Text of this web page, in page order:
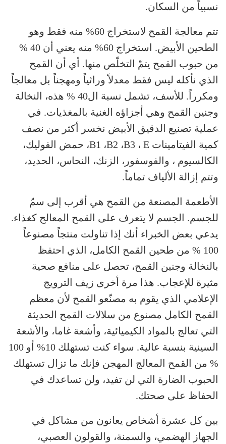
نسبياً من السكان.
تتم معالجة القمح لاستخراج 60% منه فقط وهو
الطحين الأبيض. استخراج 60% منه يعني أن 40 %
من حبوب القمح يتمّ التخلّص منها. أي أن القمح
الذي نأكله ليس فقط معدلاً وراثياً ومهجناً بل معالجاً
ومكرراً. للأسف، تشمل نسبة ال40 % هذه، النخالة
وجنين القمح وهي أجزاؤه الغنية بالمغذيات. في
عملية تصنيع الدقيق الأبيض نخسر أكثر من نصف
كمية الفيتامينات B1 ،B2 ،B3 ، E، حمض الفوليك،
الكالسيوم ، والفوسفور، الزنك، النحاس، الحديد،
وتتم إزالة الألياف تماماً.
الأطعمة المصنعة من القمح هي أقرب إلى سمّ
للجسم. الجسم لا يتعرف على القمح المعالج كغذاء.
يدعي بعض الخبراء أنك إذا تناولت منتجاً مصنوعاً
100 % من طحين القمح الكامل، الذي احتفظ
بالنخالة وجنين القمح، تحصل على منافع صحية
مثيرة للإعجاب. هذا مرة أخرى زيف الترويج
الإعلامي الذي يقوم به مصنّعو القمح لأن معظم
القمح الكامل مصنوع من سلالات القمح الحديثة
التي تعالج بالمواد الكيميائية، وأشعة غاما، والأشعة
السينية بنسبة عالية. سواء كنت تستهلك 10% أو 100
% من القمح المعالج المهجن فإنك ما تزال تستهلك
الحبوب الضارة التي لن تفيد، ولن تساعدك في
الحفاظ على صحتك.
بين كل عشرة أشخاص يعانون من مشاكل في
الجهاز الهضمي، والسمنة، والقولون العصبي،